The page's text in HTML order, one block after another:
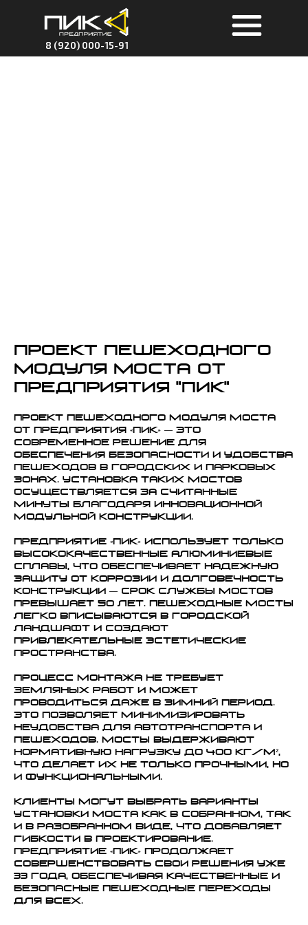
8 (920) 000-15-91
Проект пешеходного
модуля моста от
Предприятия "ПИК"
Проект пешеходного модуля моста
от Предприятия «ПИК» — это
современное решение для
обеспечения безопасности и удобства
пешеходов в городских и парковых
зонах. Установка таких мостов
осуществляется за считанные
минуты благодаря инновационной
модульной конструкции.
Предприятие «ПИК» использует только
высококачественные алюминиевые
сплавы, что обеспечивает надежную
защиту от коррозии и долговечность
конструкции — срок службы мостов
превышает 50 лет. Пешеходные мосты
легко вписываются в городской
ландшафт и создают
привлекательные эстетические
пространства.
Процесс монтажа не требует
земляных работ и может
проводиться даже в зимний период.
Это позволяет минимизировать
неудобства для автотранспорта и
пешеходов. Мосты выдерживают
нормативную нагрузку до 400 кг/м²,
что делает их не только прочными, но
и функциональными.
Клиенты могут выбрать варианты
установки моста как в собранном, так
и в разобранном виде, что добавляет
гибкости в проектирование.
Предприятие «ПИК» продолжает
совершенствовать свои решения уже
33 года, обеспечивая качественные и
безопасные пешеходные переходы
для всех.